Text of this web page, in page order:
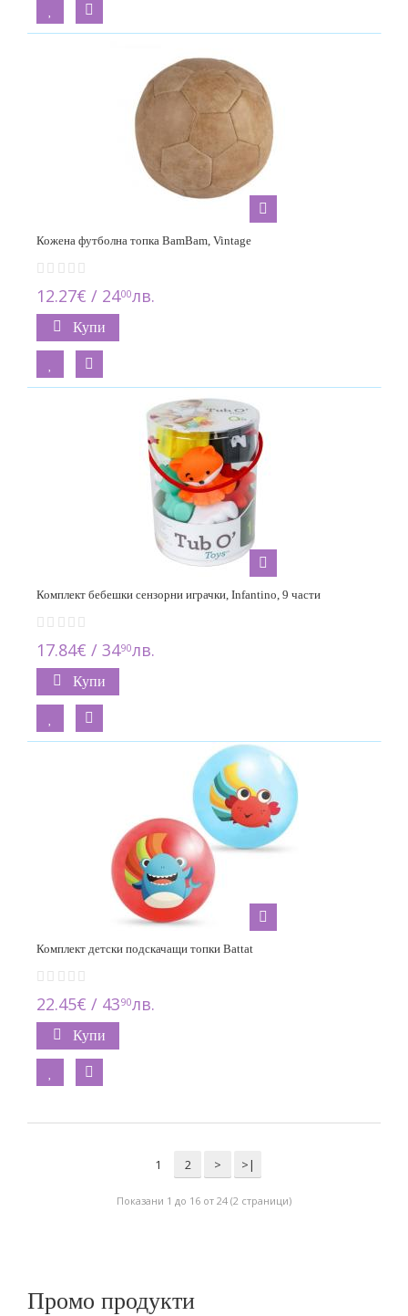
Кожена футболна топка BamBam, Vintage
12.27€ / 2400лв.
Купи
Комплект бебешки сензорни играчки, Infantino, 9 части
17.84€ / 3490лв.
Купи
Комплект детски подскачащи топки Battat
22.45€ / 4390лв.
Купи
1 2 > >|
Показани 1 до 16 от 24 (2 страници)
Промо продукти